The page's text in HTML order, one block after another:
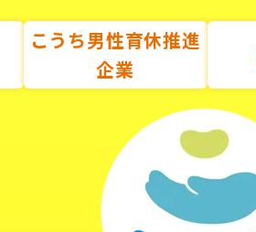
こうち男性育休推進
企業